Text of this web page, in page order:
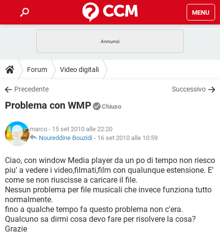
MENU
INTRATTENIMENTO
iOS
INSTAGRAM WHATSAPP
TIKTOK
HARDWARE
GUIDE
COVID-19
INSTAGRAM
TIKTOK
HARDWARE
DOWNLOAD
COVID-19 GAMING
INTRATTENIMENTO
iOS WINDOWS 10
INSTAGRAM WHATSAPP
TIKTOK FACEBOOK
HARDWARE
COVID-19
INTRATTENIMENTO
iOS WINDOWS 10
INSTAGRAM WHATSAPP
TIKTOK
HARDWARE
GLOSSARIO
COVID-19 GAMING
INTRATTENIMENTO ANDROID
iOS WINDOWS 10
INSTAGRAM WHATSAPP
TIKTOK FACEBOOK
Forum Video digitali
Precedente Successivo
Problema con WMP Chiuso
marco - 15 set 2010 alle 22:20
Noureddine Bouzidi - 16 set 2010 alle 10:59
Ciao, con window Media player da un po di tempo non riesco
piu' a vedere i video,filmati,film con qualunque estensione. E'
come se non riuscisse a caricare il file.
Nessun problema per file musicali che invece funziona tutto
normalmente.
fino a qualche tempo fa questo problema non c'era.
Qualcuno sa dirmi cosa devo fare per risolvere la cosa?
Grazie